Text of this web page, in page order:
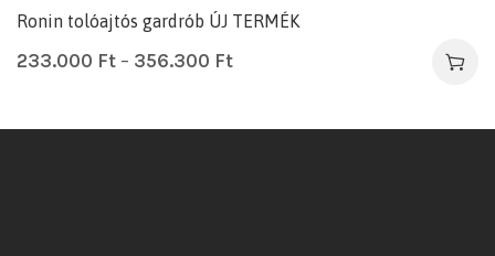
Ronin tolóajtós gardrób ÚJ TERMÉK
233.000 Ft – 356.300 Ft